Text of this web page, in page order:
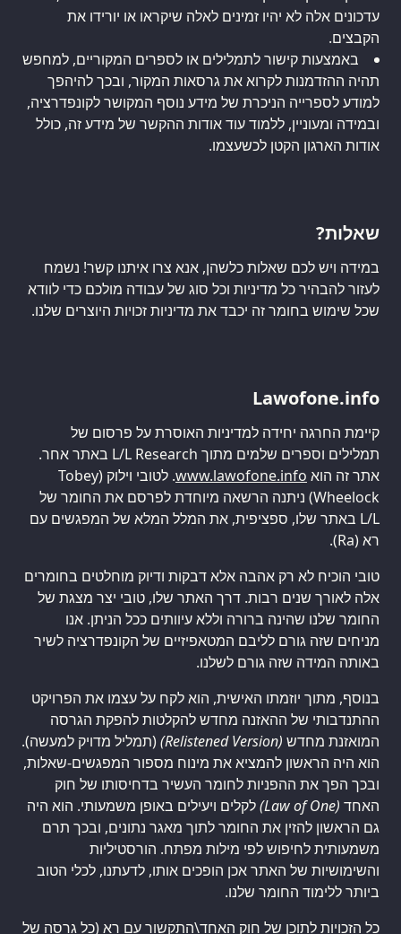
עדכונים אלה לא יהיו זמינים לאלה שיקראו או יורידו את
הקבצים.
באמצעות קישור לתמלילים או לספרים המקוריים, למחפש
תהיה ההזדמנות לקרוא את גרסאות המקור, ובכך להיהפך
למודע לספרייה הניכרת של מידע נוסף המקושר לקונפדרציה,
ובמידה ומעוניין, ללמוד עוד אודות ההקשר של מידע זה, כולל
אודות הארגון הקטן לכשעצמו.
שאלות?
במידה ויש לכם שאלות כלשהן, אנא צרו איתנו קשר! נשמח
לעזור להבהיר כל מדיניות וכל סוג של עבודה מולכם כדי לוודא
שכל שימוש בחומר זה יכבד את מדיניות זכויות היוצרים שלנו.
Lawofone.info
קיימת החרגה יחידה למדיניות האוסרת על פרסום של
תמלילים וספרים שלמים מתוך L/L Research באתר אחר.
אתר זה הוא www.lawofone.info
. לטובי וילוק (Tobey
Wheelock) ניתנה הרשאה מיוחדת לפרסם את החומר של
L/L באתר שלו, ספציפית, את המלל המלא של המפגשים עם
רא (Ra).
טובי הוכיח לא רק אהבה אלא דבקות ודיוק מוחלטים בחומרים
אלה לאורך שנים רבות. דרך האתר שלו, טובי יצר מצגת של
החומר שלנו שהינה ברורה וללא עיוותים ככל הניתן. אנו
מניחים שזה גורם לליבם המטאפיזיים של הקונפדרציה לשיר
באותה המידה שזה גורם לשלנו.
בנוסף, מתוך יוזמתו האישית, הוא לקח על עצמו את הפרויקט
ההתנדבותי של ההאזנה מחדש להקלטות להפקת הגרסה
המואזנת מחדש (Relistened Version)
(תמליל מדויק למעשה).
הוא היה הראשון להמציא את מינוח מספור המפגשים-שאלות,
ובכך הפך את ההפניות לחומר העשיר בדחיסותו של חוק
האחד (Law of One)
לקלים ויעילים באופן משמעותי. הוא היה
גם הראשון להזין את החומר לתוך מאגר נתונים, ובכך תרם
משמעותית לחיפוש לפי מילות מפתח. הורסטיליות
והשימושיות של האתר אכן הופכים אותו, לדעתנו, לכלי הטוב
ביותר ללימוד החומר שלנו.
כל הזכויות לתוכן של חוק האחד\התקשור עם רא (כל גרסה של